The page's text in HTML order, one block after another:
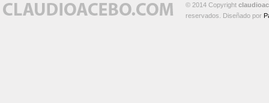
© 2014 Copyright
reservados. Diseñado por